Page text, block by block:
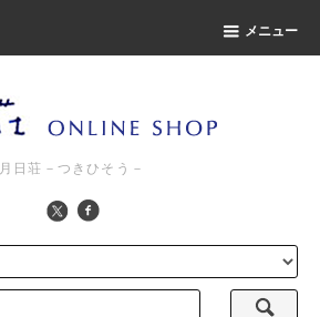
メニュー
月日荘－つきひそう－